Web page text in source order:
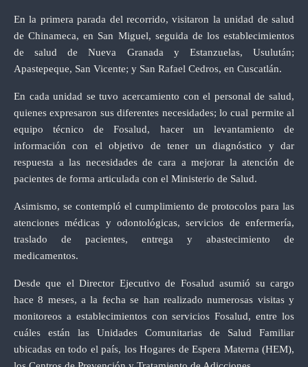
En la primera parada del recorrido, visitaron la unidad de salud
de Chinameca, en San Miguel, seguida de los establecimientos
de salud de Nueva Granada y Estanzuelas, Usulután;
Apastepeque, San Vicente; y San Rafael Cedros, en Cuscatlán.
En cada unidad se tuvo acercamiento con el personal de salud,
quienes expresaron sus diferentes necesidades; lo cual permite al
equipo técnico de Fosalud, hacer un levantamiento de
información con el objetivo de tener un diagnóstico y dar
respuesta a las necesidades de cara a mejorar la atención de
pacientes de forma articulada con el Ministerio de Salud.
Asimismo, se contempló el cumplimiento de protocolos para las
atenciones médicas y odontológicas, servicios de enfermería,
traslado de pacientes, entrega y abastecimiento de
medicamentos.
Desde que el Director Ejecutivo de Fosalud asumió su cargo
hace 8 meses, a la fecha se han realizado numerosas visitas y
monitoreos a establecimientos con servicios Fosalud, entre los
cuáles están las Unidades Comunitarias de Salud Familiar
ubicadas en todo el país, los Hogares de Espera Materna (HEM),